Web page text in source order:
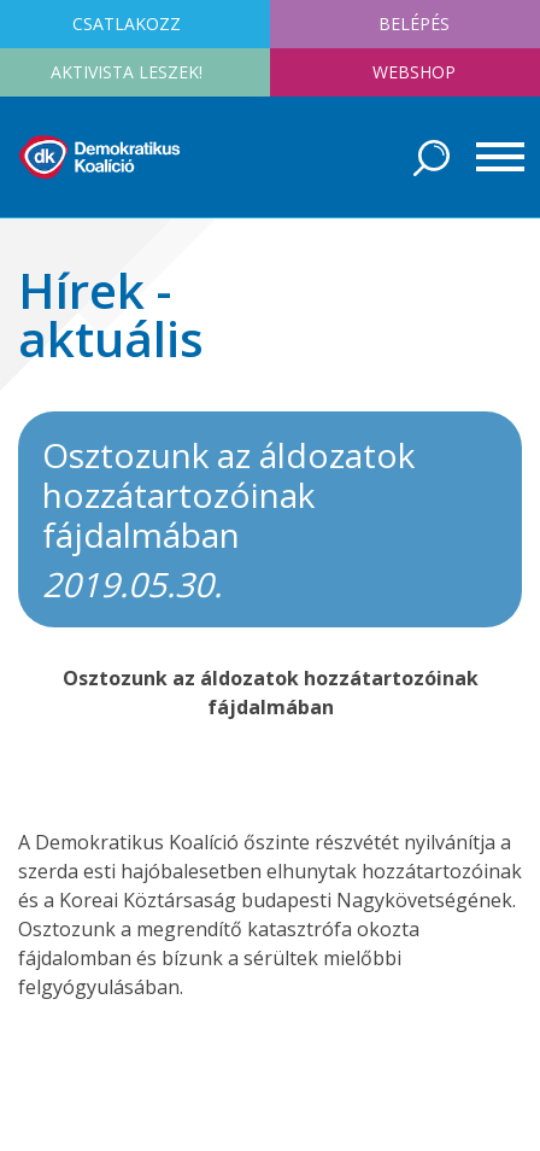
CSATLAKOZZ BELÉPÉS
AKTIVISTA LESZEK! WEBSHOP
Hírek -
aktuális
Osztozunk az áldozatok
hozzátartozóinak
fájdalmában
2019.05.30.
Osztozunk az áldozatok hozzátartozóinak
fájdalmában
A Demokratikus Koalíció őszinte részvétét nyilvánítja a
szerda esti hajóbalesetben elhunytak hozzátartozóinak
és a Koreai Köztársaság budapesti Nagykövetségének.
Osztozunk a megrendítő katasztrófa okozta
fájdalomban és bízunk a sérültek mielőbbi
felgyógyulásában.